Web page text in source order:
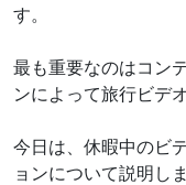
す。
最も重要なのはコン
ンによって旅行ビデ
今日は、休暇中のビ
ョンについて説明しま